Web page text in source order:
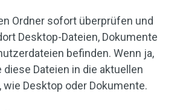
Ordner sofort überprüfen und
Desktop-Dateien, Dokumente
befinden. Wenn ja,
Dateien in die aktuellen
wie Desktop oder Dokumente.